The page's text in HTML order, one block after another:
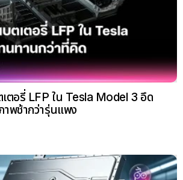
ตอรี่ LFP ใน Tesla Model 3 อึด
าพช้ากว่ารุ่นแพง